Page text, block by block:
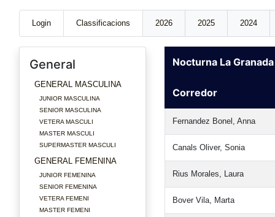
Login Classificacions 2026 2025 2024
General
GENERAL MASCULINA
JUNIOR MASCULINA
SENIOR MASCULINA
VETERA MASCULI
MASTER MASCULI
SUPERMASTER MASCULI
GENERAL FEMENINA
JUNIOR FEMENINA
SENIOR FEMENINA
VETERA FEMENI
MASTER FEMENI
Nocturna La
Corredor
Fernandez Bonel, Anna
Canals Oliver, Sonia
Rius Morales, Laura
Bover Vila, Marta